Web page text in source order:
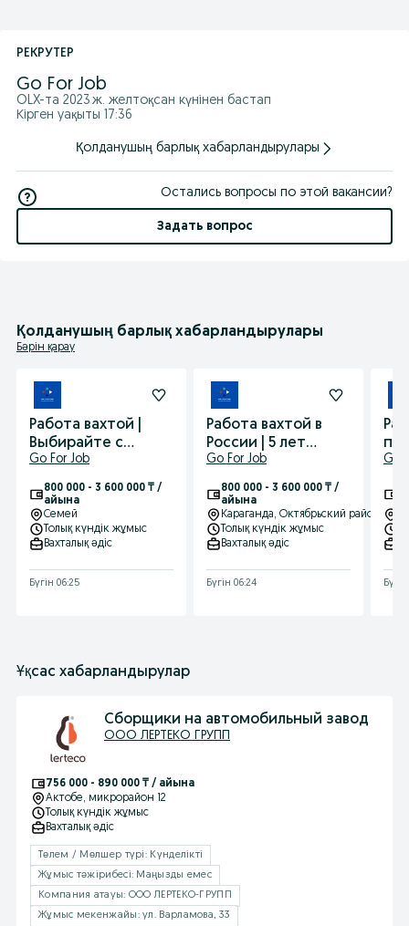
РЕКРУТЕР
Go For Job
OLX-та 2023 ж. желтоқсан күнінен бастап
Кірген уақыты 17:36
Қолданушың барлық хабарландырулары
Остались вопросы по этой вакансии?
Задать вопрос
Қолданушың барлық хабарландырулары
Бәрін қарау
Работа вахтой |
Выбирайте с
надёжным
агентством
Go For Job
800 000 - 3 600 000 ₸ /
айына
Семей
Толық күндік жұмыс
Вахталық əдіс
Бүгін 06:25
Работа вахтой в
России | 5 лет
помогаем
трудоустроиться
Go For Job
800 000 - 3 600 000 ₸ /
айына
Караганда, Октябрьский район
Толық күндік жұмыс
Вахталық əдіс
Бүгін 06:24
Go
Ұқсас хабарландырулар
Сборщики на автомобильный завод
ООО ЛЕРТЕКО ГРУПП
756 000 - 890 000 ₸ / айына
Актобе, микрорайон 12
Толық күндік жұмыс
Вахталық əдіс
Төлем / Мөлшер түрі: Күнделікті
Жұмыс тəжірибесі: Маңызды емес
Компания атауы: ООО ЛЕРТЕКО-ГРУПП
Жұмыс мекенжайы: ул. Варламова, 33